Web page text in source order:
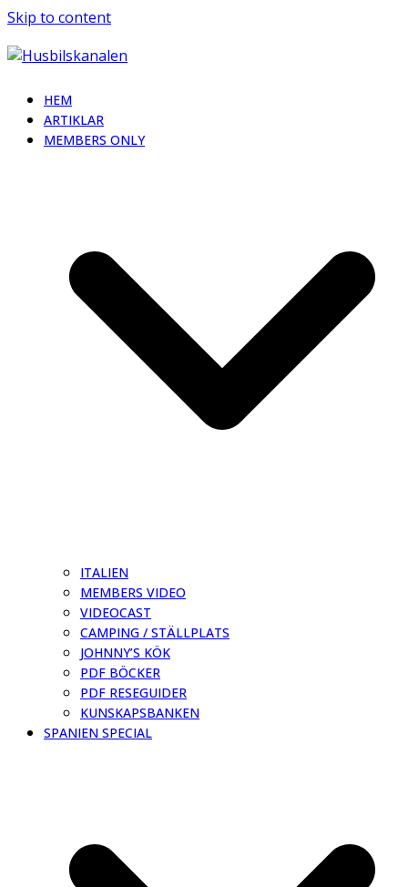
Skip to content
HEM
ARTIKLAR
MEMBERS ONLY
ITALIEN
MEMBERS VIDEO
VIDEOCAST
CAMPING / STÄLLPLATS
JOHNNY’S KÖK
PDF BÖCKER
PDF RESEGUIDER
KUNSKAPSBANKEN
SPANIEN SPECIAL